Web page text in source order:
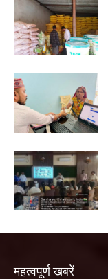
महत्वपूर्ण खबरें